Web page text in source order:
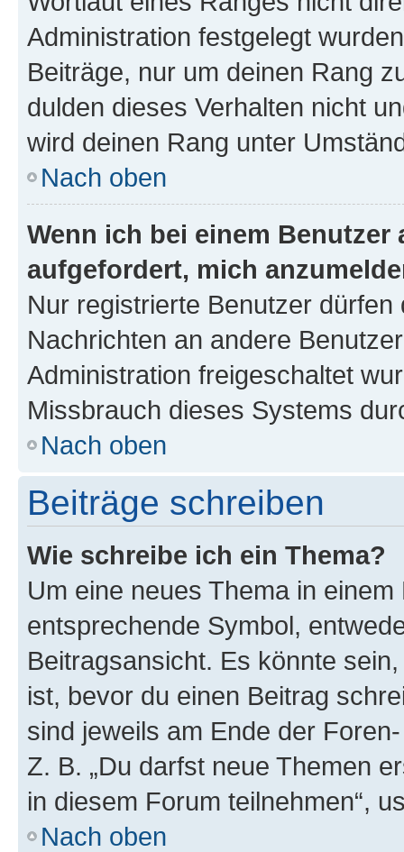
Administration festgelegt
Beiträge, nur um deinen Rang
dulden dieses Verhalten nicht
wird deinen Rang unter
Nach oben
Wenn ich bei einem
aufgefordert, mich
Nur registrierte Benutzer
Nachrichten an andere
Administration freigeschaltet
Missbrauch dieses Systems
Nach oben
Beiträge schreiben
Wie schreibe ich ein Thema?
Um eine neues Thema in
entsprechende Symbol,
Beitragsansicht. Es könnte
ist, bevor du einen Beitrag
sind jeweils am Ende der
Z. B. „Du darfst neue Themen
in diesem Forum teilnehmen“,
Nach oben